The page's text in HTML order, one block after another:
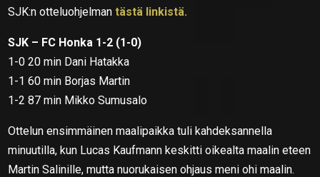
SJK:n otteluohjelmantästä linkistä.
SJK – FC Honka 1-2 (1-0)
1-0 20 min Dani Hatakka
1-1 60 min Borjas Martin
1-2 87 min Mikko Sumusalo
Ottelun ensimmäinen maalipaikka tuli kahdeksannella
minuutilla, kun Lucas Kaufmann keskitti oikealta maalin eteen
Martin Salinille, mutta nuorukaisen ohjaus meni ohi maalin.